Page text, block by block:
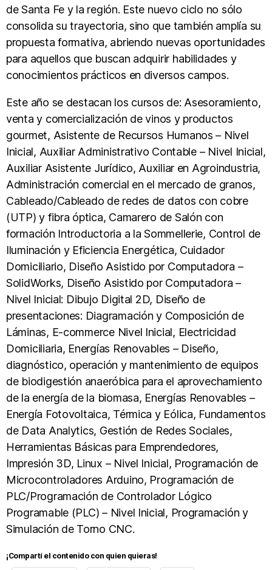
de Santa Fe y la región. Este nuevo ciclo no sólo
consolida su trayectoria, sino que también amplía su
propuesta formativa, abriendo nuevas oportunidades
para aquellos que buscan adquirir habilidades y
conocimientos prácticos en diversos campos.
Este año se destacan los cursos de: Asesoramiento,
venta y comercialización de vinos y productos
gourmet, Asistente de Recursos Humanos – Nivel
Inicial, Auxiliar Administrativo Contable – Nivel Inicial,
Auxiliar Asistente Jurídico, Auxiliar en Agroindustria,
Administración comercial en el mercado de granos,
Cableado/Cableado de redes de datos con cobre
(UTP) y fibra óptica, Camarero de Salón con
formación Introductoria a la Sommellerie, Control de
Iluminación y Eficiencia Energética, Cuidador
Domiciliario, Diseño Asistido por Computadora –
SolidWorks, Diseño Asistido por Computadora –
Nivel Inicial: Dibujo Digital 2D, Diseño de
presentaciones: Diagramación y Composición de
Láminas, E-commerce Nivel Inicial, Electricidad
Domiciliaria, Energías Renovables – Diseño,
diagnóstico, operación y mantenimiento de equipos
de biodigestión anaeróbica para el aprovechamiento
de la energía de la biomasa, Energías Renovables –
Energía Fotovoltaica, Térmica y Eólica, Fundamentos
de Data Analytics, Gestión de Redes Sociales,
Herramientas Básicas para Emprendedores,
Impresión 3D, Linux – Nivel Inicial, Programación de
Microcontroladores Arduino, Programación de
PLC/Programación de Controlador Lógico
Programable (PLC) – Nivel Inicial, Programación y
Simulación de Torno CNC.
¡Compartí el contenido con quien quieras!